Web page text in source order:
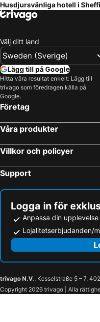
Husdjursvänliga hotell i
Välj ditt land
Lägg till på Google
Hitta våra resultat enkelt: Lägg till
trivago som föredragen källa på
Google.
Företag
Våra produkter
Villkor och policyer
Support
Logga in för
Anpassa din upplevelse
Lojalitetserbjudanden/
trivago N.V., Kesselstraße 5 – 7,
Copyright 2026 trivago | Alla